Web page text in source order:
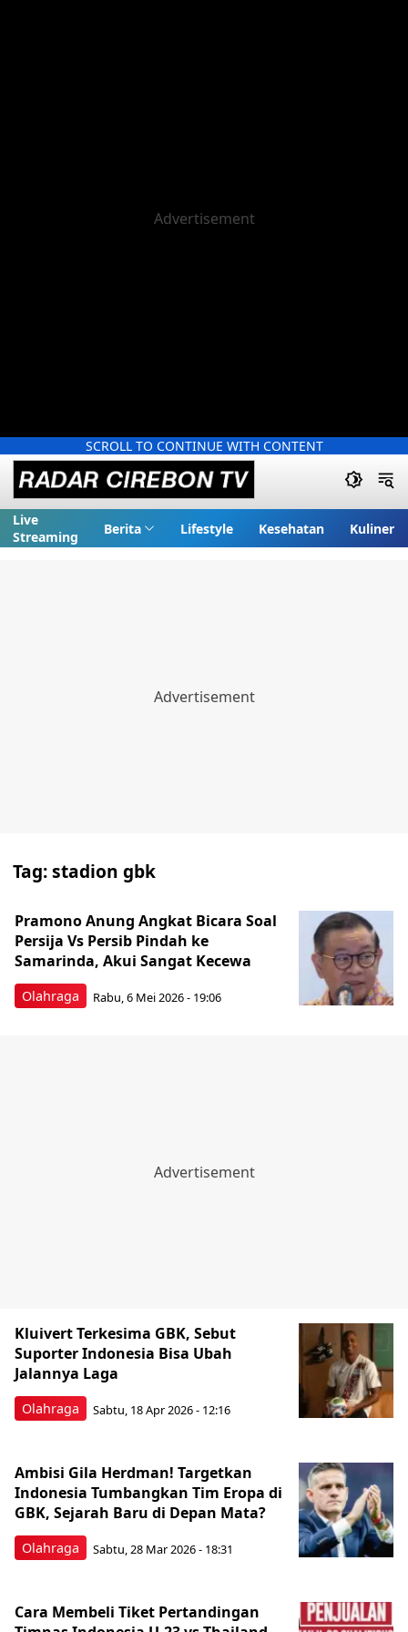
SCROLL TO CONTINUE WITH CONTENT
Live
Streaming
Berita Lifestyle Kesehatan Kuliner
Tag:stadion gbk
Olahraga
Pramono Anung Angkat Bicara Soal
Persija Vs Persib Pindah ke
Samarinda, Akui Sangat Kecewa
Rabu, 6 Mei 2026 - 19:06
Olahraga
Kluivert Terkesima GBK, Sebut
Suporter Indonesia Bisa Ubah
Jalannya Laga
Sabtu, 18 Apr 2026 - 12:16
Olahraga
Ambisi Gila Herdman! Targetkan
Indonesia Tumbangkan Tim Eropa di
GBK, Sejarah Baru di Depan Mata?
Sabtu, 28 Mar 2026 - 18:31
Cara Membeli Tiket Pertandingan